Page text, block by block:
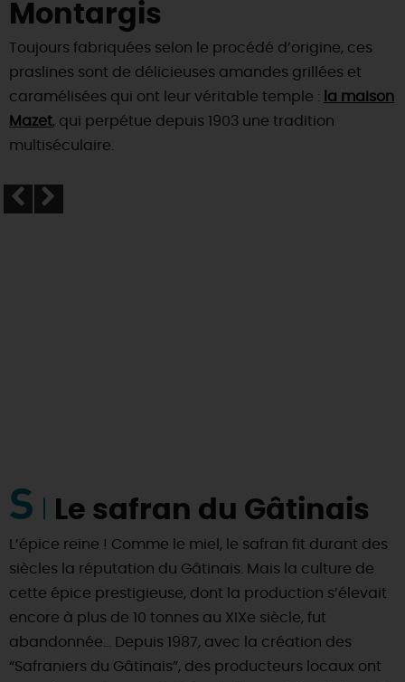
Montargis
Toujours fabriquées selon le procédé d’origine, ces
praslines sont de délicieuses amandes grillées et
caramélisées qui ont leur véritable temple :
la maison
Mazet, qui perpétue depuis 1903 une tradition
multiséculaire.
S Le safran du Gâtinais
L’épice reine ! Comme le miel, le safran fit durant des
siècles la réputation du Gâtinais. Mais la culture de
cette épice prestigieuse, dont la production s’élevait
encore à plus de 10 tonnes au XIXe siècle, fut
abandonnée… Depuis 1987, avec la création des
“Safraniers du Gâtinais”, des producteurs locaux ont